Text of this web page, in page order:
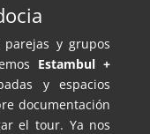
y grupos
Estambul +
y espacios
documentación
el tour. Ya nos